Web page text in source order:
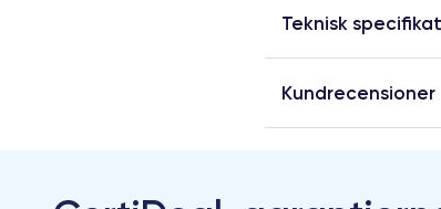
Teknisk
Kundrecensioner